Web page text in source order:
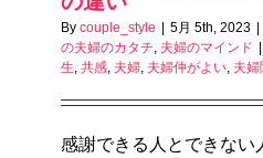
By couple_style 5月 5th, 2023
の夫婦のカタチ, 夫婦のマインド
生, 共感, 夫婦, 夫婦仲がよい, 夫婦
感謝できる人とできない